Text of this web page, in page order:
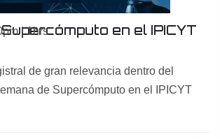
en el IPICYT
|1hrs
de gran relevancia dentro del
de Supercómputo en el IPICYT